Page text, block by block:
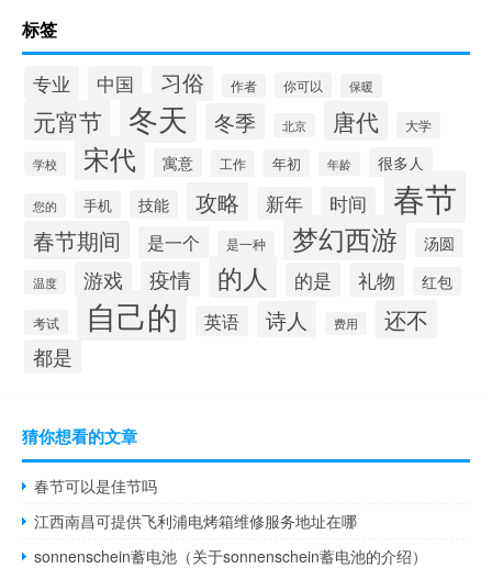
标签
专业 中国 习俗 作者 你可以 保暖
元宵节 冬天 冬季 北京 唐代 大学
学校 宋代 寓意 工作 年初 年龄 很多人
您的 手机 技能 攻略 新年 时间 春节
春节期间 是一个 是一种 梦幻西游 汤圆
温度 游戏 疫情 的人 的是 礼物 红包
考试 自己的 英语 诗人 费用 还不
都是
猜你想看的文章
春节可以是佳节吗
江西南昌可提供飞利浦电烤箱维修服务地址在哪
sonnenschein蓄电池（关于sonnenschein蓄电池的介绍）